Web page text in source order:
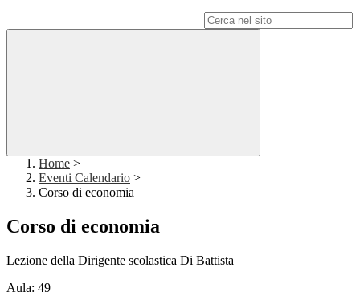
Home >
Eventi Calendario >
Corso di economia
Corso di economia
Lezione della Dirigente scolastica Di Battista
Aula: 49